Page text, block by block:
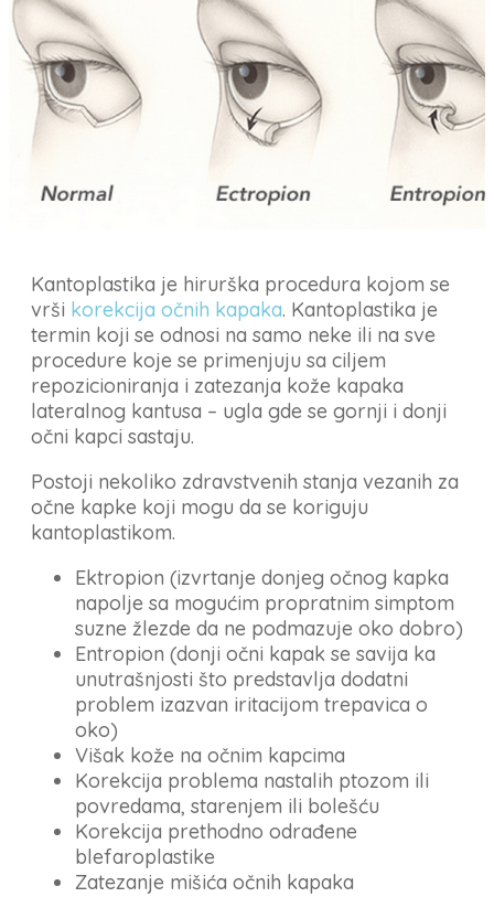
Kantoplastika je hirurška procedura kojom se
vrši korekcija očnih kapaka. Kantoplastika je
termin koji se odnosi na samo neke ili na sve
procedure koje se primenjuju sa ciljem
repozicioniranja i zatezanja kože kapaka
lateralnog kantusa – ugla gde se gornji i donji
očni kapci sastaju.
Postoji nekoliko zdravstvenih stanja vezanih za
očne kapke koji mogu da se koriguju
kantoplastikom.
Ektropion (izvrtanje donjeg očnog kapka
napolje sa mogućim propratnim simptom
suzne žlezde da ne podmazuje oko dobro)
Entropion (donji očni kapak se savija ka
unutrašnjosti što predstavlja dodatni
problem izazvan iritacijom trepavica o
oko)
Višak kože na očnim kapcima
Korekcija problema nastalih ptozom ili
povredama, starenjem ili bolešću
Korekcija prethodno odrađene
blefaroplastike
Zatezanje mišića očnih kapaka